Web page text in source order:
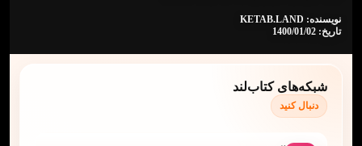
نویسنده: KETAB.LAND
تاریخ: 1400/01/02
شبکه‌های کتاب‌لند
دنبال کنید